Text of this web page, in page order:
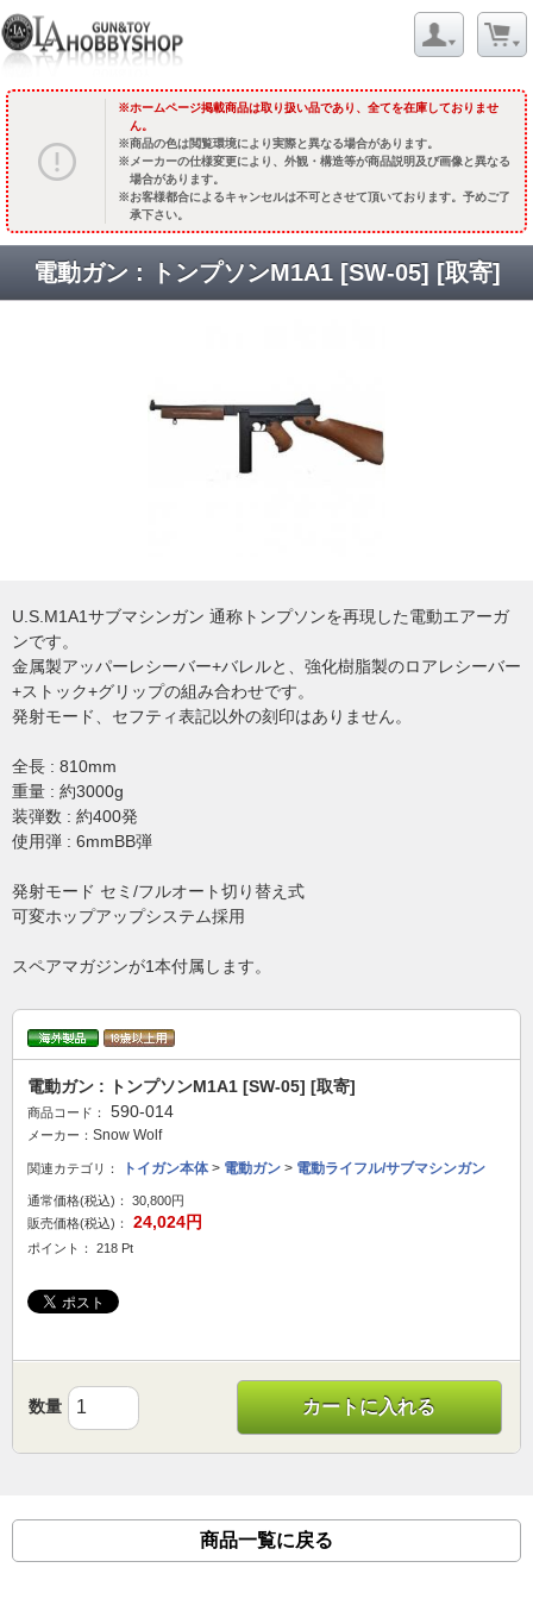
ホームページ掲載商品は取り扱い品であり、全てを在庫しておりませ
ん。
商品の色は閲覧環境により実際と異なる場合があります。
メーカーの仕様変更により、外観・構造等が商品説明及び画像と異なる
場合があります。
お客様都合によるキャンセルは不可とさせて頂いております。予めご了
承下さい。
電動ガン : トンプソンM1A1 [SW-05] [取寄]
U.S.M1A1サブマシンガン 通称トンプソンを再現した電動エアーガ
ンです。
金属製アッパーレシーバー+バレルと、強化樹脂製のロアレシーバー
+ストック+グリップの組み合わせです。
発射モード、セフティ表記以外の刻印はありません。
全長 : 810mm
重量 : 約3000g
装弾数 : 約400発
使用弾 : 6mmBB弾
発射モード セミ/フルオート切り替え式
可変ホップアップシステム採用
スペアマガジンが1本付属します。
電動ガン : トンプソンM1A1 [SW-05] [取寄]
商品コード： 590-014
メーカー： Snow Wolf
関連カテゴリ： トイガン本体> 電動ガン > 電動ライフル/サブマシンガン
通常価格(税込)：
30,800円
販売価格(税込)：
24,024円
ポイント： 218 Pt
数量 カートに入れる
商品一覧に戻る